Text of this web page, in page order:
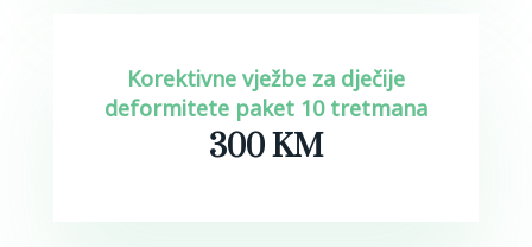
Korektivne vježbe za dječije
deformitete paket 10 tretmana
300 KM